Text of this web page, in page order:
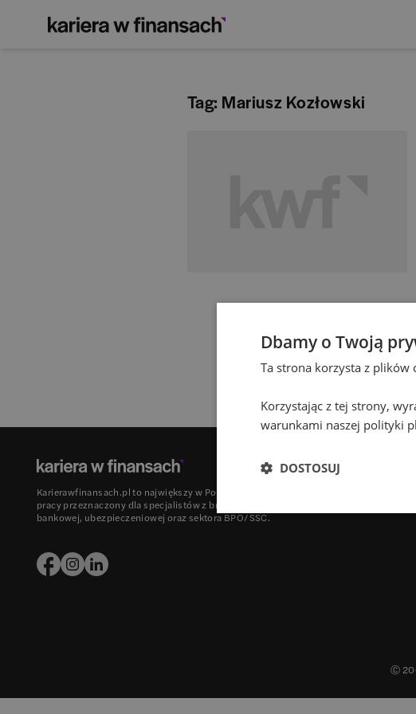
Tag: Mariusz Kozłowski
Karierawfinansach.pl to największy w Polsce portal z ofertami
pracy przeznaczony dla specjalistów z branży finansowej,
bankowej, ubezpieczeniowej oraz sektora BPO/SSC.
Ⓒ
Dbamy o Twoją
Ta strona korzysta z plików
Korzystając z tej strony,
warunkami naszej polityki
DOSTOSUJ